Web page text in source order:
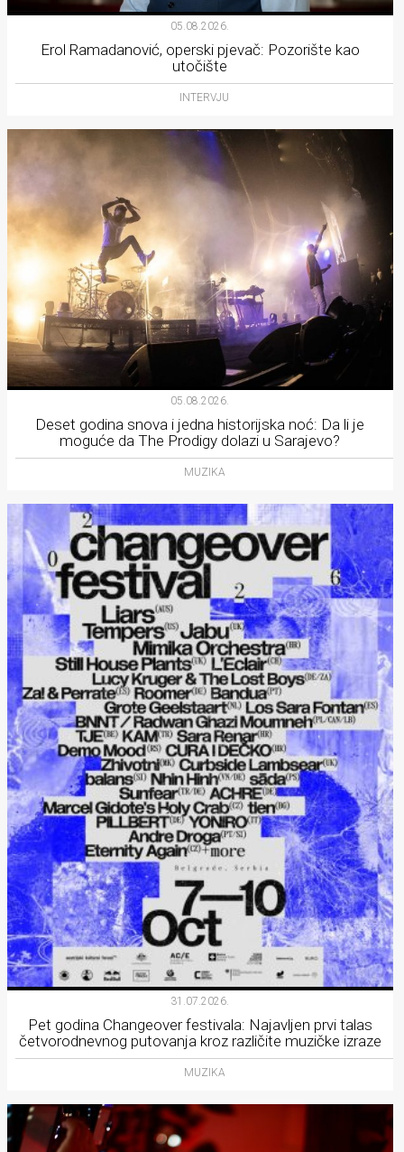
05.08.2026.
Erol Ramadanović, operski pjevač: Pozorište kao
utočište
INTERVJU
05.08.2026.
Deset godina snova i jedna historijska noć: Da li je
moguće da The Prodigy dolazi u Sarajevo?
MUZIKA
31.07.2026.
Pet godina Changeover festivala: Najavljen prvi talas
četvorodnevnog putovanja kroz različite muzičke izraze
MUZIKA